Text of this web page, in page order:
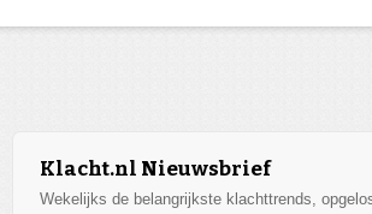
Klacht.nl Nieuwsbrief
Wekelijks de belangrijkste klachttrends,